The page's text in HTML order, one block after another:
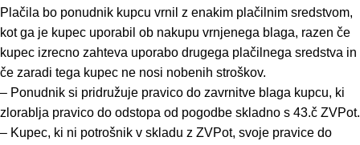
Plačila bo ponudnik kupcu vrnil z enakim plačilnim sredstvom,
kot ga je kupec uporabil ob nakupu vrnjenega blaga, razen če
kupec izrecno zahteva uporabo drugega plačilnega sredstva in
če zaradi tega kupec ne nosi nobenih stroškov.
– Ponudnik si pridružuje pravico do zavrnitve blaga kupcu, ki
zlorablja pravico do odstopa od pogodbe skladno s 43.č ZVPot.
– Kupec, ki ni potrošnik v skladu z ZVPot, svoje pravice do